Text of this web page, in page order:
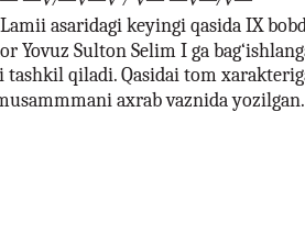
Lamii asaridagi keyingi qasida IX
Yovuz Sulton Selim I ga
tashkil qiladi. Qasidai tom
axrab vaznida yozilgan.